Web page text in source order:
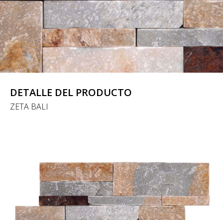
DETALLE DEL PRODUCTO
ZETA BALI